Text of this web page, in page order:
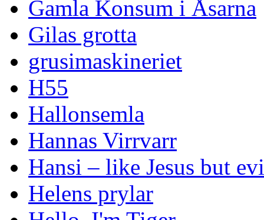
Gamla Konsum i Åsarna
Gilas grotta
grusimaskineriet
H55
Hallonsemla
Hannas Virrvarr
Hansi – like Jesus but
Helens prylar